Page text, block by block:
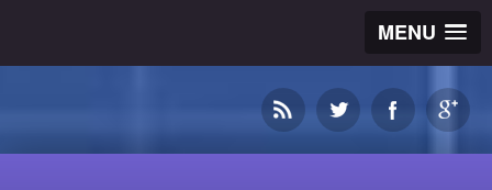
MENU